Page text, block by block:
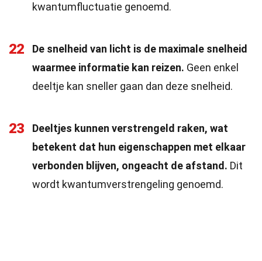
kwantumfluctuatie genoemd.
22
De snelheid van licht is de maximale snelheid
waarmee informatie kan reizen. Geen enkel
deeltje kan sneller gaan dan deze snelheid.
23
Deeltjes kunnen verstrengeld raken, wat
betekent dat hun eigenschappen met elkaar
verbonden blijven, ongeacht de afstand. Dit
wordt kwantumverstrengeling genoemd.